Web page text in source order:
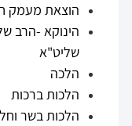
הוצאת מעמק
הינוקא -הרב
שליט"א
הלכה
הלכות ברכות
הלכות בשר